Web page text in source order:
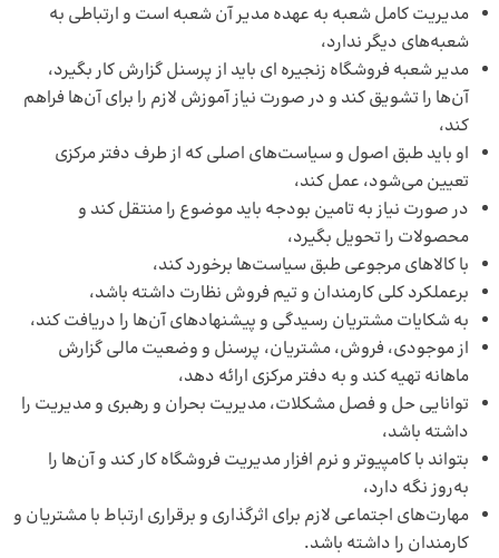
مدیریت کامل شعبه به عهده مدیر آن شعبه است و ارتباطی به
شعبه‌های دیگر ندارد،
مدیر شعبه فروشگاه زنجیره ای باید از پرسنل گزارش کار بگیرد،
آن‌ها را تشویق کند و در صورت نیاز آموزش لازم را برای آن‌ها فراهم
کند،
او باید طبق اصول و سیاست‌های اصلی که از طرف دفتر مرکزی
تعیین می‌شود، عمل کند،
در صورت نیاز به تامین بودجه باید موضوع را منتقل کند و
محصولات را تحویل بگیرد،
با کالاهای مرجوعی طبق سیاست‌ها برخورد کند،
برعملکرد کلی کارمندان و تیم فروش نظارت داشته باشد،
به شکایات مشتریان رسیدگی و پیشنهادهای آن‌ها را دریافت کند،
از موجودی، فروش، مشتریان، پرسنل و وضعیت مالی گزارش
ماهانه تهیه کند و به دفتر مرکزی ارائه دهد،
توانایی حل و فصل مشکلات، مدیریت بحران و رهبری و مدیریت را
داشته باشد،
بتواند با کامپیوتر و نرم افزار مدیریت فروشگاه کار کند و آن‌ها را
به‌روز نگه دارد،
مهارت‌های اجتماعی لازم برای اثرگذاری و برقراری ارتباط با مشتریان و
کارمندان را داشته باشد.